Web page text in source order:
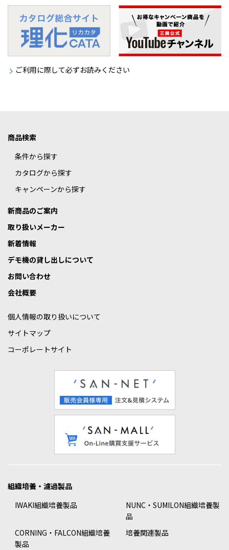
ご利用に際して必ずお読みください
商品検索
条件から探す
カタログから探す
キャンペーンから探す
新商品のご案内
取り扱いメーカー
新着情報
デモ機の貸し出しについて
お問い合わせ
会社概要
個人情報の取り扱いについて
サイトマップ
コーポレートサイト
組織培養・濾過製品
IWAKI組織培養製品
NUNC・SUMILON組織培養製
品
CORNING・FALCON組織培養
製品
培養関連製品